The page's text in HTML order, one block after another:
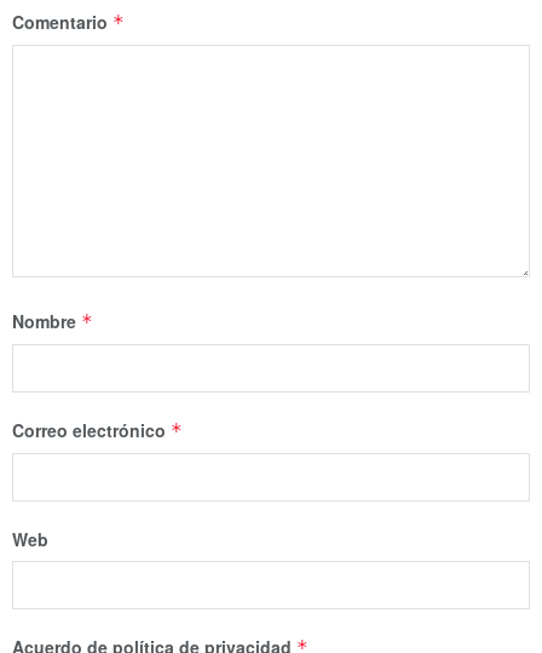
Comentario *
Nombre *
Correo electrónico *
Web
Acuerdo de política de privacidad *